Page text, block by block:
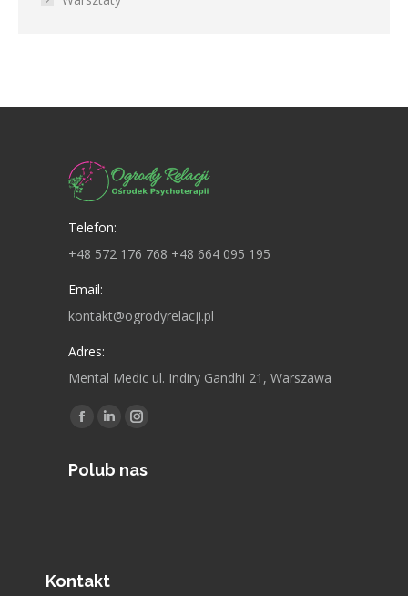
Telefon:
+48 572 176 768 +48 664 095 195
Email:
kontakt@ogrodyrelacji.pl
Adres:
Mental Medic ul. Indiry Gandhi 21, Warszawa
Znajdź nas na:
F
c
L
n
I
s
Polub nas
Kontakt